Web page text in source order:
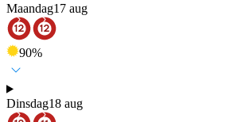
Maandag17 aug
90%
Dinsdag18 aug